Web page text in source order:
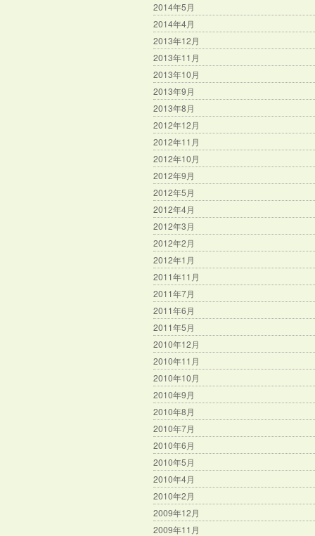
2014年5月
2014年4月
2013年12月
2013年11月
2013年10月
2013年9月
2013年8月
2012年12月
2012年11月
2012年10月
2012年9月
2012年5月
2012年4月
2012年3月
2012年2月
2012年1月
2011年11月
2011年7月
2011年6月
2011年5月
2010年12月
2010年11月
2010年10月
2010年9月
2010年8月
2010年7月
2010年6月
2010年5月
2010年4月
2010年2月
2009年12月
2009年11月